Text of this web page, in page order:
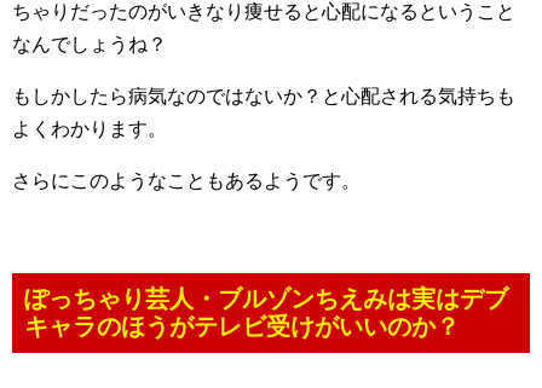
ちゃりだったのがいきなり痩せると心配になるということ
なんでしょうね？
もしかしたら病気なのではないか？と心配される気持ちも
よくわかります。
さらにこのようなこともあるようです。
ぽっちゃり芸人・ブルゾンちえみは実はデブ
キャラのほうがテレビ受けがいいのか？